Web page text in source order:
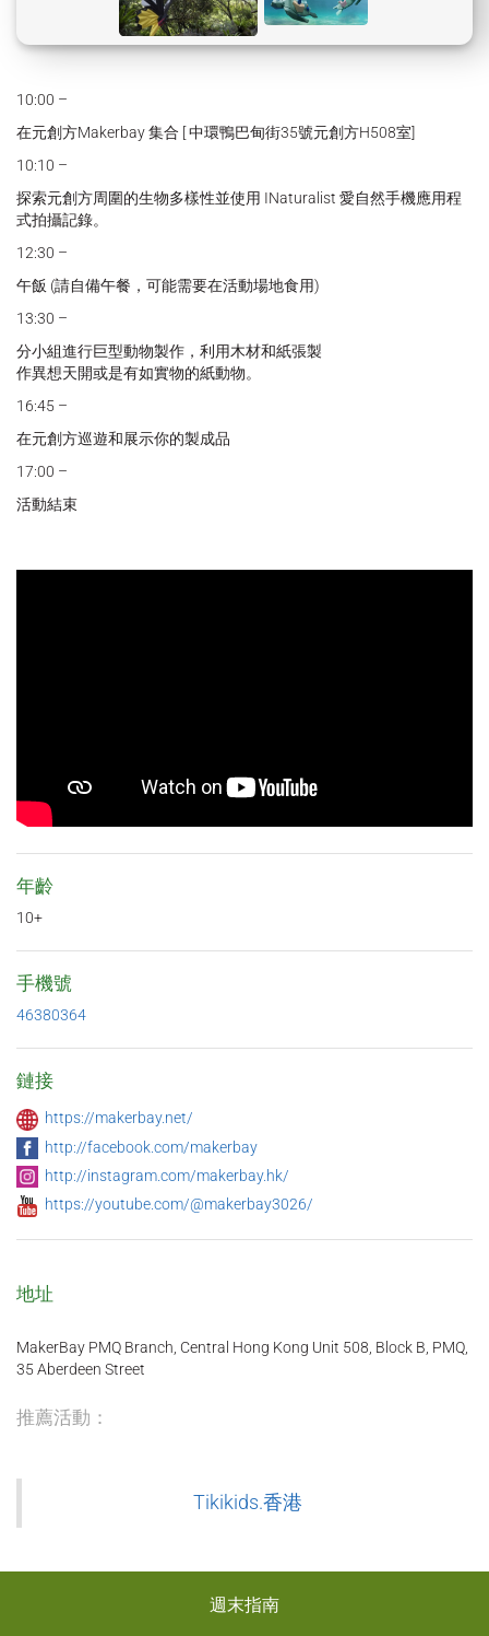
10:00 –
在元創方Makerbay 集合 [ 中環鴨巴甸街35號元創方H508室]
10:10 –
探索元創方周圍的生物多樣性並使用 INaturalist 愛自然手機應用程
式拍攝記錄。
12:30 –
午飯 (請自備午餐，可能需要在活動場地食用)
13:30 –
分小組進行巨型動物製作，利用木材和紙張製
作異想天開或是有如實物的紙動物。
16:45 –
在元創方巡遊和展示你的製成品
17:00 –
活動結束
年齡
10+
手機號
46380364
鏈接
https://makerbay.net/
http://facebook.com/makerbay
http://instagram.com/makerbay.hk/
https://youtube.com/@makerbay3026/
地址
MakerBay PMQ Branch, Central Hong Kong Unit 508, Block B, PMQ,
35 Aberdeen Street
推薦活動：
Tikikids.香港
週末指南